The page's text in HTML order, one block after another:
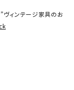
ヴィンテージ家具のお